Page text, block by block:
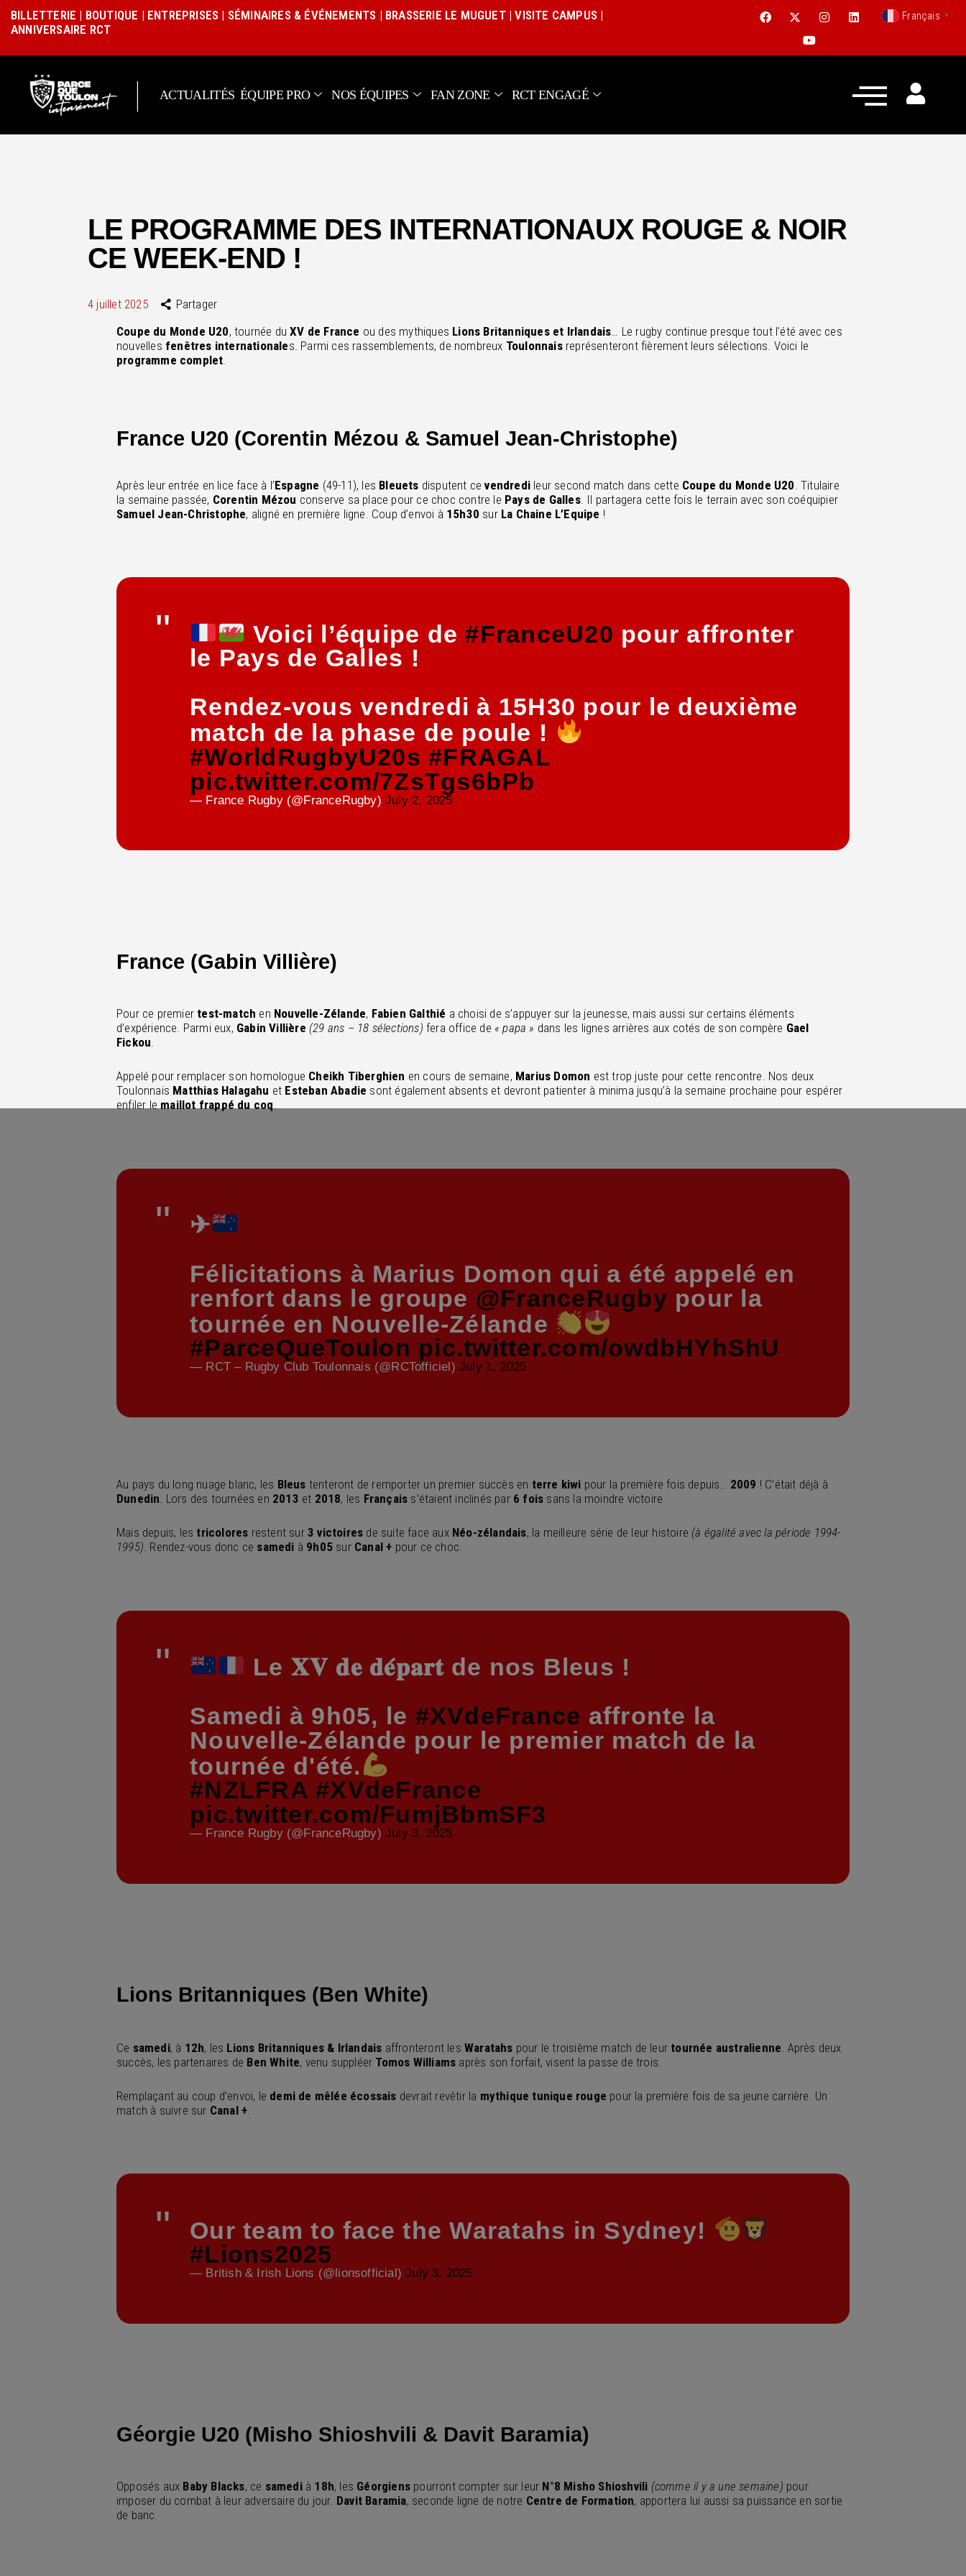
BILLETTERIE | BOUTIQUE | ENTREPRISES | SÉMINAIRES & ÉVÉNEMENTS | BRASSERIE LE MUGUET| VISITE CAMPUS |
ANNIVERSAIRE RCT
Français ▼
| ACTUALITÉS ÉQUIPE PRO NOS ÉQUIPES FAN ZONE RCT ENGAGÉ
Actualités
Fan Zone
LE PROGRAMME DES INTERNATIONAUX ROUGE & NOIR
CE WEEK-END !
4 juillet 2025
Partager
Coupe du Monde U20, tournée duXV de France ou des mythiques Lions Britanniques et Irlandais… Le rugby continue presque tout l’été avec ces
nouvelles fenêtres internationales. Parmi ces rassemblements, de nombreux Toulonnaisreprésenteront fièrement leurs sélections. Voici le
programme complet.
France U20 (Corentin Mézou & Samuel Jean-Christophe)
Après leur entrée en lice face à l’Espagne (49-11), les Bleuets disputent cevendredi leur second match dans cette Coupe du Monde U20 . Titulaire
la semaine passée, Corentin Mézou conserve sa place pour ce choc contre le Pays de Galles. Il partagera cette fois le terrain avec son coéquipier
Samuel Jean-Christophe, aligné en première ligne. Coup d’envoi à 15h30 sur La Chaine L’Equipe !
Voici l’équipe de#FranceU20 pour affronter
le Pays de Galles !
Rendez-vous vendredi à 15H30 pour le deuxième
match de la phase de poule !
#WorldRugbyU20s #FRAGAL
pic.twitter.com/7ZsTgs6bPb
— France Rugby (@FranceRugby) July 2, 2025
France (Gabin Villière)
Pour ce premier test-match en Nouvelle-Zélande, Fabien Galthié a choisi de s’appuyer sur la jeunesse, mais aussi sur certains éléments
d’expérience. Parmi eux, Gabin Villière (29 ans – 18 sélections) fera office de « papa » dans les lignes arrières aux cotés de son compère Gael
Fickou.
Appelé pour remplacer son homologue Cheikh Tiberghien en cours de semaine, Marius Domon est trop juste pour cette rencontre. Nos deux
Toulonnais Matthias Halagahu et Esteban Abadie sont également absents et devront patienter à minima jusqu’à la semaine prochaine pour espérer
enfiler lemaillot frappé du coq.
✈
Félicitations à Marius Domon qui a été appelé en
renfort dans le groupe @FranceRugby pour la
tournée en Nouvelle-Zélande
#ParceQueToulon pic.twitter.com/owdbHYhShU
— RCT – Rugby Club Toulonnais (@RCTofficiel)July 1, 2025
Au pays du long nuage blanc, les Bleus tenteront de remporter un premier succès en terre kiwi pour la première fois depuis… 2009 ! C’était déjà à
Dunedin. Lors des tournées en 2013 et 2018, les Français s’étaient inclinés par 6 fois sans la moindre victoire.
Mais depuis, les tricolores restent sur3 victoires de suite face aux Néo-zélandais, la meilleure série de leur histoire (à égalité avec la période 1994-
1995). Rendez-vous donc ce samedi à 9h05 sur Canal + pour ce choc.
Le 𝐗𝐕 𝐝𝐞 𝐝𝐞́𝐩𝐚𝐫𝐭 de nos Bleus !
Samedi à 9h05, le #XVdeFrance affronte la
Nouvelle-Zélande pour le premier match de la
tournée d'été.
#NZLFRA #XVdeFrance
pic.twitter.com/FumjBbmSF3
— France Rugby (@FranceRugby) July 3, 2025
Lions Britanniques (Ben White)
Ce samedi, à 12h, les Lions Britanniques & Irlandais affronteront lesWaratahs pour le troisième match de leur tournée australienne . Après deux
succès, les partenaires de Ben White, venu suppléer Tomos Williams après son forfait, visent la passe de trois.
Remplaçant au coup d’envoi, le demi de mêlée écossais devrait revêtir la mythique tunique rouge pour la première fois de sa jeune carrière. Un
match à suivre sur Canal +
Our team to face the Waratahs in Sydney!
#Lions2025
— British & Irish Lions (@lionsofficial)July 3, 2025
Géorgie U20 (Misho Shioshvili & Davit Baramia)
Opposés aux Baby Blacks, ce samedià 18h, les Géorgiens pourront compter sur leur N°8 Misho Shioshvili (comme il y a une semaine) pour
imposer du combat à leur adversaire du jour. Davit Baramia, seconde ligne de notre Centre de Formation, apportera lui aussi sa puissance en sortie
de banc.